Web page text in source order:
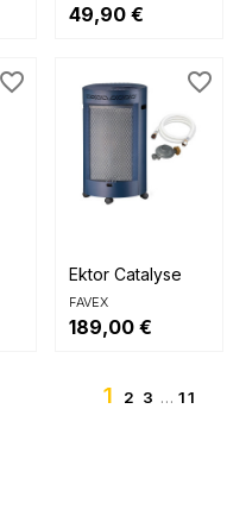
49,90 €
favorite_border
Ektor Catalyse
FAVEX
189,00 €
favorite_border
1 2 3 … 11